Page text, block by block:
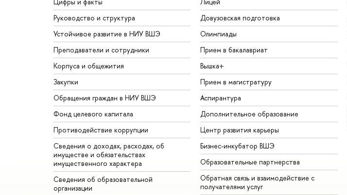
Руководство и структура
Устойчивое развитие в НИУ ВШЭ
Преподаватели и сотрудники
Корпуса и общежития
Закупки
Обращения граждан в НИУ ВШЭ
Фонд целевого капитала
Противодействие коррупции
Сведения о доходах, расходах, об
имуществе и обязательствах
имущественного характера
Сведения об образовательной
организации
Довузовская подготовка
Олимпиады
Прием в бакалавриат
Вышка+
Прием в магистратуру
Аспирантура
Дополнительное образование
Центр развития карьеры
Бизнес-инкубатор ВШЭ
Образовательные партнерства
Обратная связь и взаимодействие с
получателями услуг